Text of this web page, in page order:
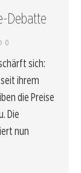
Debatte
0
sich:
ihrem
die Preise
Die
nun